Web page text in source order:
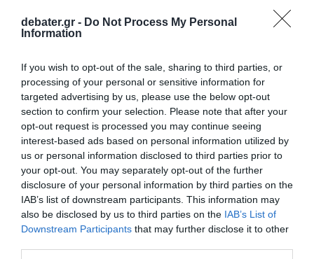
debater.gr - Do Not Process My Personal
Information
If you wish to opt-out of the sale, sharing to third parties, or
processing of your personal or sensitive information for
targeted advertising by us, please use the below opt-out
section to confirm your selection. Please note that after your
opt-out request is processed you may continue seeing
interest-based ads based on personal information utilized by
us or personal information disclosed to third parties prior to
your opt-out. You may separately opt-out of the further
disclosure of your personal information by third parties on the
IAB’s list of downstream participants. This information may
also be disclosed by us to third parties on the IAB’s List of
Downstream Participants that may further disclose it to other
Προσθήκη ως προτεινόμενη
πηγή στην Google
Ειδήσεις σήμερα
Δείτε τις προσπάθειες χελώνας να
γεννήσει σε παραλία της Ρόδου – Η
προειδοποίηση των κατοίκων (βίντεο)